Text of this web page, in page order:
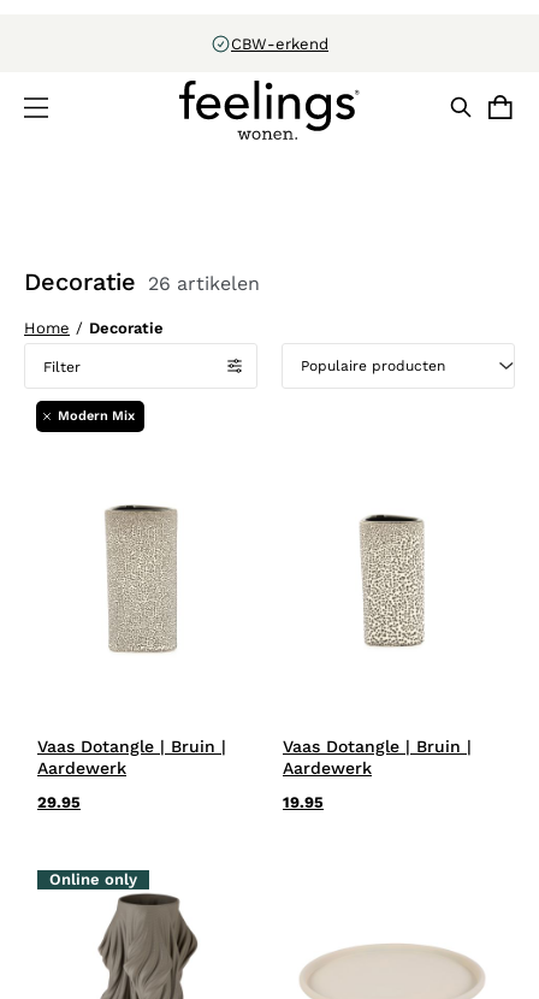
CBW-erkend
Decoratie 26 artikelen
Home / Decoratie
Filter
Modern Mix
Vaas Dotangle | Bruin |
Aardewerk
29.95
Vaas Dotangle | Bruin |
Aardewerk
19.95
Online only